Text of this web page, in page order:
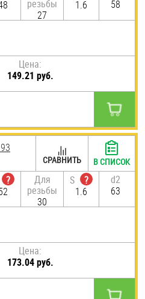
резьбы
27
1.6
58
Цена:
149.21 руб.
?
Для
резьбы
30
S
?
1.6
d2
63
Цена:
173.04 руб.
СРАВНИТЬ В СПИСОК